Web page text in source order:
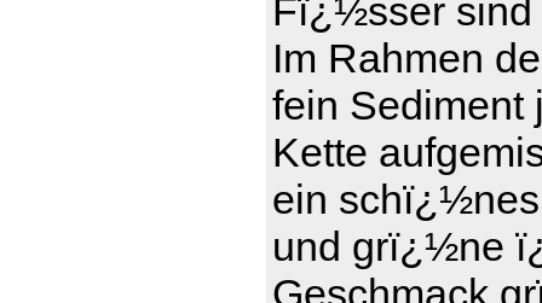
Fï¿½sser sind
Im Rahmen
fein Sediment
Kette
ein
und grï¿½ne
Geschmack